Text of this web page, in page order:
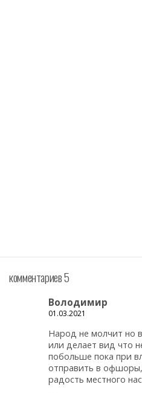
комментариев 5
Володимир
01.03.2021
Народ не молчит но
или делает вид что
побольше пока при
отправить в
радость местного